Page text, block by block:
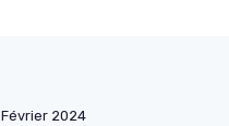
Février 2024